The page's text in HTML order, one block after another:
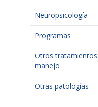
Neuropsicología
Programas
Otros tratamientos
manejo
Otras patologías